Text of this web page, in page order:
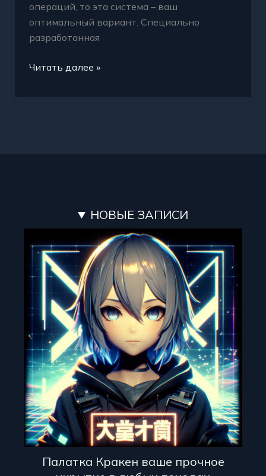
операций, то эта система – ваш
оптимальный вариант. Специально
разработанная
Читать далее »
НОВЫЕ ЗАПИСИ
Палатка Кракен ваше прочное